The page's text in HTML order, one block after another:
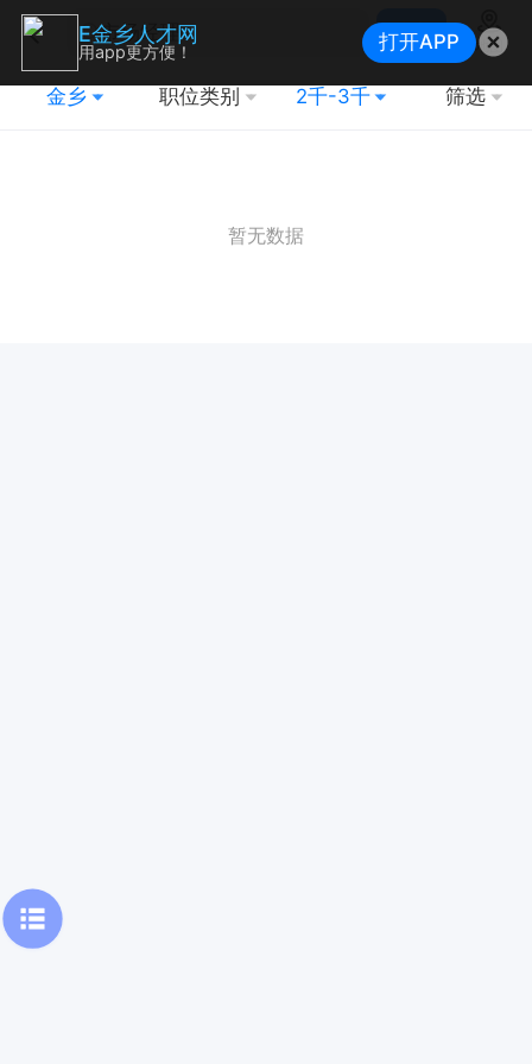
搜索
地图
金乡 职位类别 2千-3千 筛选
暂无数据
E金乡人才网
用app更方便！ 打开APP